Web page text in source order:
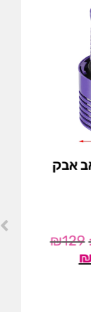
אבק
₪129